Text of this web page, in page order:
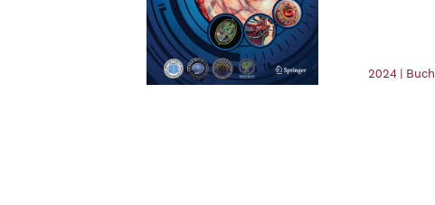
2024 | Buch